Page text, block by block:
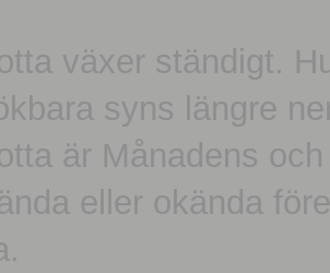
växer ständigt.
syns längre
är Månadens
eller okända